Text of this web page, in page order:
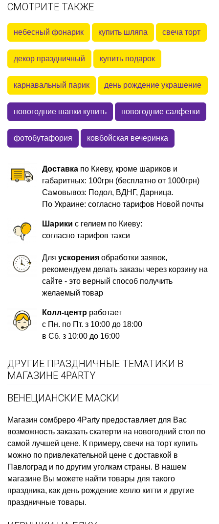
СМОТРИТЕ ТАКЖЕ
небесный фонарик купить шляпа свеча торт
декор праздничный купить подарок
карнавальный парик день рождение украшение
новогодние шапки купить новогодние салфетки
фотобутафория ковбойская вечеринка
Доставка по Киеву, кроме шариков и
габаритных: 100грн (бесплатно от 1000грн)
Самовывоз: Подол, ВДНГ, Дарница.
По Украине: согласно тарифов Новой почты
Шарики с гелием по Киеву:
согласно тарифов такси
Дляускорения обработки заявок,
рекомендуем делать заказы через корзину на
сайте - это верный способ получить
желаемый товар
Колл-центр работает
с Пн. по Пт. з 10:00 до 18:00
в Сб. з 10:00 до 16:00
ДРУГИЕ ПРАЗДНИЧНЫЕ ТЕМАТИКИ В
МАГАЗИНЕ 4PARTY
ВЕНЕЦИАНСКИЕ МАСКИ
Магазин сомбреро 4Party предоставляет для Вас
возможность заказать скатерти на новогодний стол по
самой лучшей цене. К примеру, свечи на торт купить
можно по привлекательной цене с доставкой в
Павлоград и по другим уголкам страны. В нашем
магазине Вы можете найти товары для такого
праздника, как день рождение хелло китти и другие
праздничные товары.